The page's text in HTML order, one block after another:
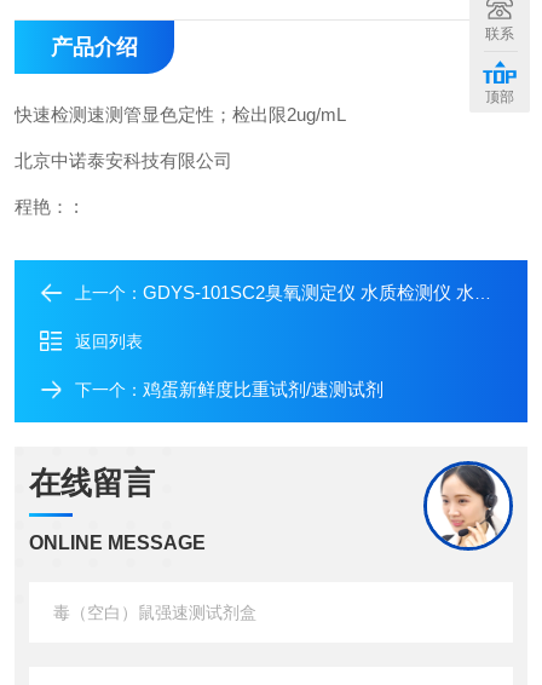
产品介绍
快速检测速测管显色定性；检出限2ug/mL
北京中诺泰安科技有限公司
程艳： :
上一个： GDYS-101SC2臭氧测定仪 水质检测仪 水质分析仪
返回列表
下一个： 鸡蛋新鲜度比重试剂/速测试剂
在线留言
ONLINE MESSAGE
联系
顶部